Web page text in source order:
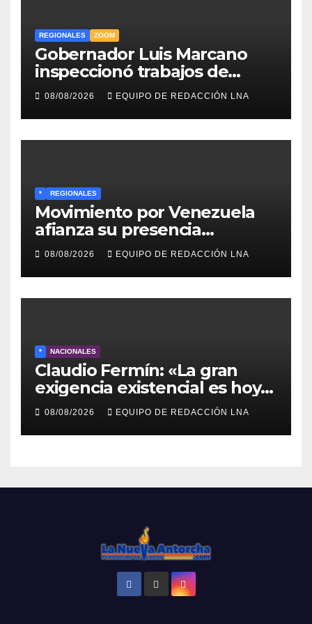
REGIONALES ZOOM
Gobernador Luis Marcano
inspeccionó trabajos de
rehabilitación en al Av.
Intercomunal
08/08/2026 EQUIPO DE REDACCIÓN LNA
* REGIONALES
Movimiento por Venezuela
afianza su presencia
comunitaria en La Ponderosa
y otras comunidades de
Anzoátegui
08/08/2026 EQUIPO DE REDACCIÓN LNA
* NACIONALES
Claudio Fermín: «La gran
exigencia existencial es hoy
la defensa de la soberanía»
08/08/2026 EQUIPO DE REDACCIÓN LNA